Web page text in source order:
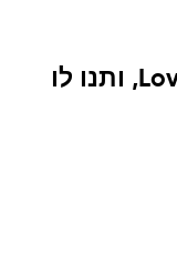
העניקו לעצמכם או לאהובכם את דגם Love, ותנו לו